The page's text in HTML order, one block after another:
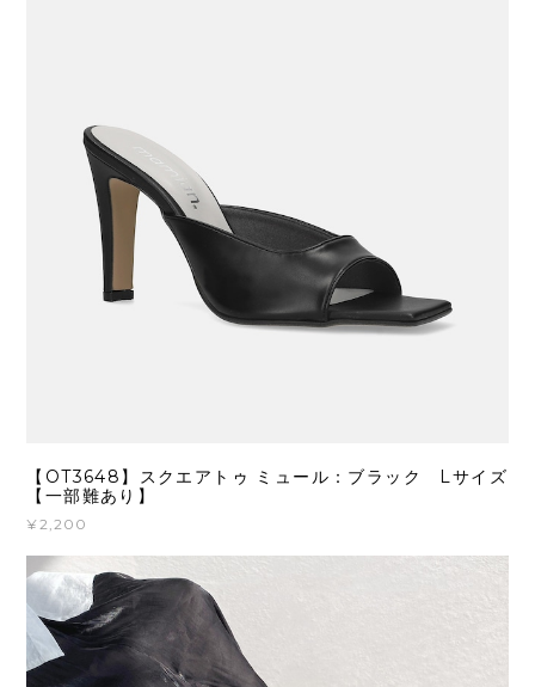
【OT3648】スクエアトゥ ミュール：ブラック Lサイズ
【一部難あり】
¥2,200